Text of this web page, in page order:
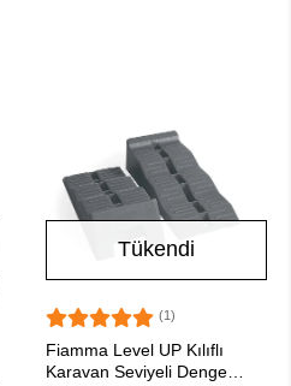
Tükendi
(1)
Fiamma Level UP Kılıflı
Karavan Seviyeli Denge